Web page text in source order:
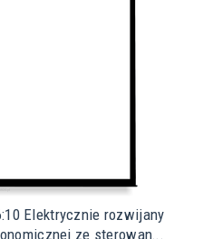
Elektrycznie rozwijany
ze sterowan...